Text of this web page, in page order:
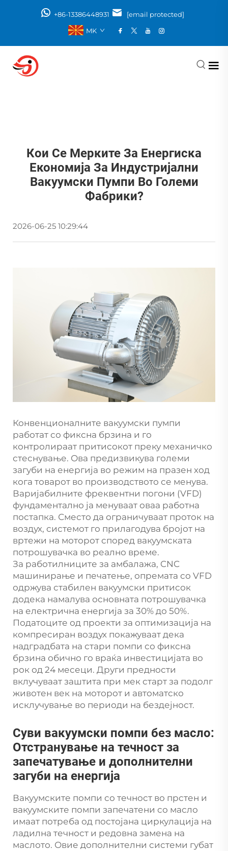
+86-13386448931
[email protected]
MK
Кои Се Мерките За Енергиска
Економија За Индустријални
Вакуумски Пумпи Во Големи
Фабрики?
2026-06-25 10:29:44
Конвенционалните вакуумски пумпи
работат со фиксна брзина и го
контролираат притисокот преку механичко
стеснување. Ова предизвикува големи
загуби на енергија во режим на празен ход
кога товарот во производството се менува.
Варијабилните фреквентни погони (VFD)
фундаментално ја менуваат оваа работна
постапка. Сместо да ограничуваат проток на
воздух, системот го прилагодува бројот на
вртежи на моторот според вакуумската
потрошувачка во реално време.
За работилниците за амбалажа, CNC
машинирање и печатење, опремата со VFD
одржува стабилен вакуумски притисок
додека намалува основната потрошувачка
на електрична енергија за 30% до 50%.
Податоците од проекти за оптимизација на
компресиран воздух покажуваат дека
надградбата на стари помпи со фиксна
брзина обично го враќа инвестицијата во
рок од 24 месеци. Други предности
вклучуваат заштита при мек старт за подолг
животен век на моторот и автоматско
исклучување во периоди на бездејност.
Суви вакуумски помпи без масло:
Отстранување на течност за
запечатување и дополнителни
загуби на енергија
Вакуумските помпи со течност во прстен и
вакуумските помпи запечатени со масло
имаат потреба од постојана циркулација на
ладилна течност и редовна замена на
маслото. Овие дополнителни системи губат